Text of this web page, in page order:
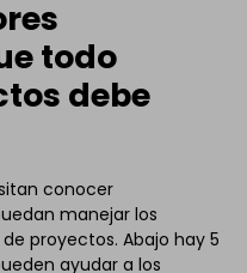
todo
debe
conocer
manejar los
proyectos. Abajo hay 5
ayudar a los